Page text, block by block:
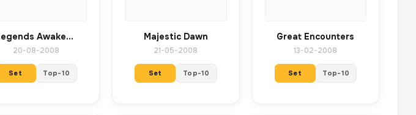
Legends Awakened
20-08-2008
Set Top-10
Majestic Dawn
21-05-2008
Set Top-10
Great Encounters
13-02-2008
Set Top-10